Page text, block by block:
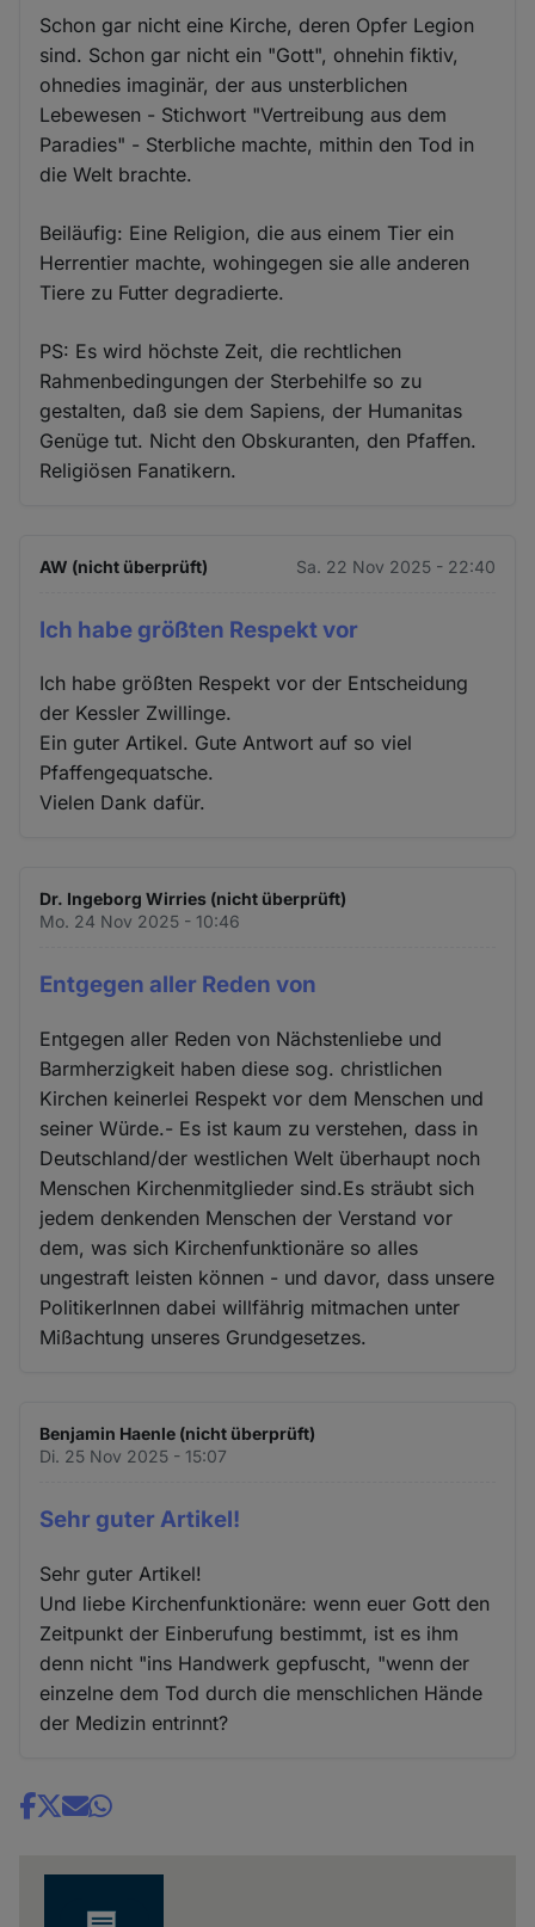
Schon gar nicht eine Kirche, deren Opfer Legion
sind. Schon gar nicht ein "Gott", ohnehin fiktiv,
ohnedies imaginär, der aus unsterblichen
Lebewesen - Stichwort "Vertreibung aus dem
Paradies" - Sterbliche machte, mithin den Tod in
die Welt brachte.
Beiläufig: Eine Religion, die aus einem Tier ein
Herrentier machte, wohingegen sie alle anderen
Tiere zu Futter degradierte.
PS: Es wird höchste Zeit, die rechtlichen
Rahmenbedingungen der Sterbehilfe so zu
gestalten, daß sie dem Sapiens, der Humanitas
Genüge tut. Nicht den Obskuranten, den Pfaffen.
Religiösen Fanatikern.
AW (nicht überprüft) Sa. 22 Nov 2025 - 22:40
Ich habe größten Respekt vor
Ich habe größten Respekt vor der Entscheidung
der Kessler Zwillinge.
Ein guter Artikel. Gute Antwort auf so viel
Pfaffengequatsche.
Vielen Dank dafür.
Dr. Ingeborg Wirries (nicht überprüft)
Mo. 24 Nov 2025 - 10:46
Entgegen aller Reden von
Entgegen aller Reden von Nächstenliebe und
Barmherzigkeit haben diese sog. christlichen
Kirchen keinerlei Respekt vor dem Menschen und
seiner Würde.- Es ist kaum zu verstehen, dass in
Deutschland/der westlichen Welt überhaupt noch
Menschen Kirchenmitglieder sind.Es sträubt sich
jedem denkenden Menschen der Verstand vor
dem, was sich Kirchenfunktionäre so alles
ungestraft leisten können - und davor, dass unsere
PolitikerInnen dabei willfährig mitmachen unter
Mißachtung unseres Grundgesetzes.
Benjamin Haenle (nicht überprüft)
Di. 25 Nov 2025 - 15:07
Sehr guter Artikel!
Sehr guter Artikel!
Und liebe Kirchenfunktionäre: wenn euer Gott den
Zeitpunkt der Einberufung bestimmt, ist es ihm
denn nicht "ins Handwerk gepfuscht, "wenn der
einzelne dem Tod durch die menschlichen Hände
der Medizin entrinnt?
Share